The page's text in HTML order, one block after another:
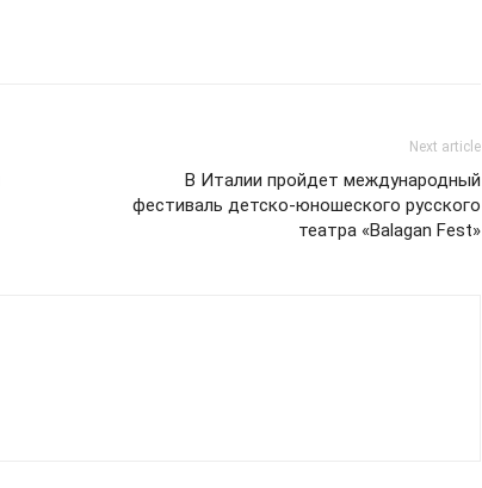
Next article
В Италии пройдет международный
фестиваль детско-юношеского русского
театра «Balagan Fest»